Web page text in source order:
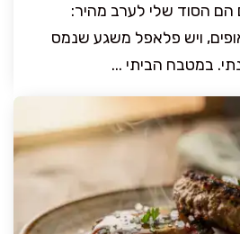
הם הסוד שלי לערב מהיר:
ויש פלאפל משגע שנמס
במטבח הביתי ...